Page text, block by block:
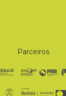
Parceiros